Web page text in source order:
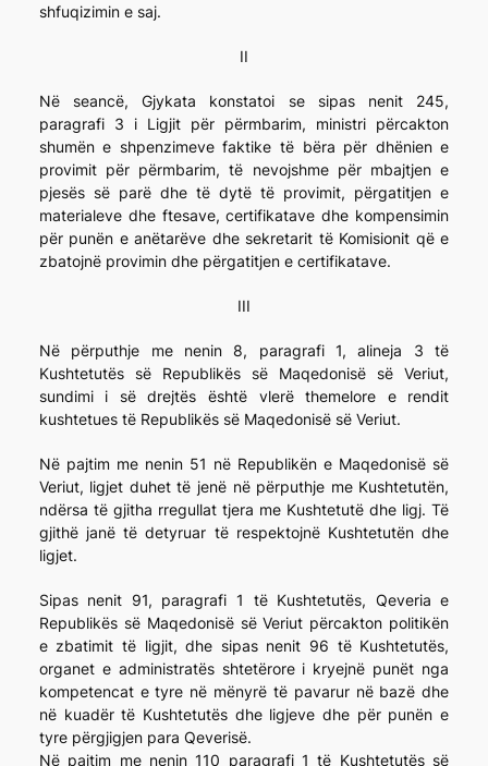
shfuqizimin e saj.
II
Në seancë, Gjykata konstatoi se sipas nenit 245,
paragrafi 3 i Ligjit për përmbarim, ministri përcakton
shumën e shpenzimeve faktike të bëra për dhënien e
provimit për përmbarim, të nevojshme për mbajtjen e
pjesës së parë dhe të dytë të provimit, përgatitjen e
materialeve dhe ftesave, certifikatave dhe kompensimin
për punën e anëtarëve dhe sekretarit të Komisionit që e
zbatojnë provimin dhe përgatitjen e certifikatave.
III
Në përputhje me nenin 8, paragrafi 1, alineja 3 të
Kushtetutës së Republikës së Maqedonisë së Veriut,
sundimi i së drejtës është vlerë themelore e rendit
kushtetues të Republikës së Maqedonisë së Veriut.
Në pajtim me nenin 51 në Republikën e Maqedonisë së
Veriut, ligjet duhet të jenë në përputhje me Kushtetutën,
ndërsa të gjitha rregullat tjera me Kushtetutë dhe ligj. Të
gjithë janë të detyruar të respektojnë Kushtetutën dhe
ligjet.
Sipas nenit 91, paragrafi 1 të Kushtetutës, Qeveria e
Republikës së Maqedonisë së Veriut përcakton politikën
e zbatimit të ligjit, dhe sipas nenit 96 të Kushtetutës,
organet e administratës shtetërore i kryejnë punët nga
kompetencat e tyre në mënyrë të pavarur në bazë dhe
në kuadër të Kushtetutës dhe ligjeve dhe për punën e
tyre përgjigjen para Qeverisë.
Në pajtim me nenin 110 paragrafi 1 të Kushtetutës së